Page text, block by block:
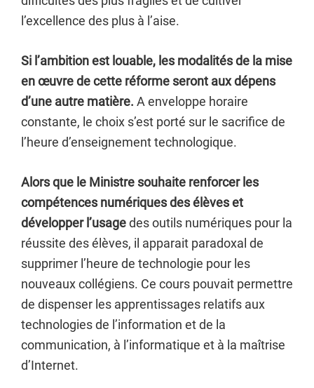
l’excellence des plus à l’aise.
Si l’ambition est louable, les modalités de la mise
en œuvre de cette réforme seront aux dépens
d’une autre matière. A enveloppe horaire
constante, le choix s’est porté sur le sacrifice de
l’heure d’enseignement technologique.
Alors que le Ministre souhaite renforcer les
compétences numériques des élèves et
développer l’usagedes outils numériques pour la
réussite des élèves, il apparait paradoxal de
supprimer l’heure de technologie pour les
nouveaux collégiens. Ce cours pouvait permettre
de dispenser les apprentissages relatifs aux
technologies de l’information et de la
communication, à l’informatique et à la maîtrise
d’Internet.